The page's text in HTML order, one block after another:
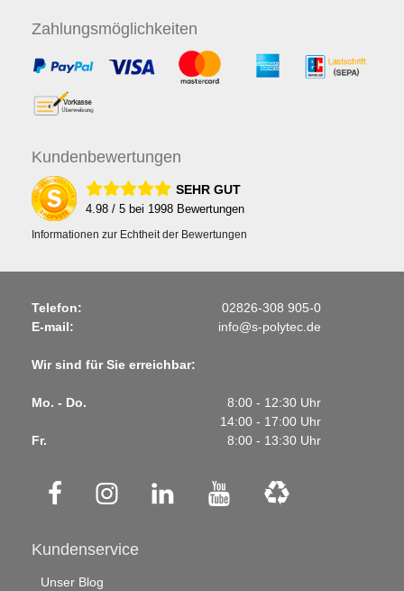
Zahlungsmöglichkeiten
Kundenbewertungen
SEHR GUT
4.98 / 5 bei 1998 Bewertungen
Informationen zur Echtheit der Bewertungen
Telefon:
02826-308 905-0
E-mail:
info@s-polytec.de
Wir sind für Sie erreichbar:
Mo. - Do.
8:00 - 12:30 Uhr
14:00 - 17:00 Uhr
Fr.
8:00 - 13:30 Uhr
Kundenservice
Unser Blog